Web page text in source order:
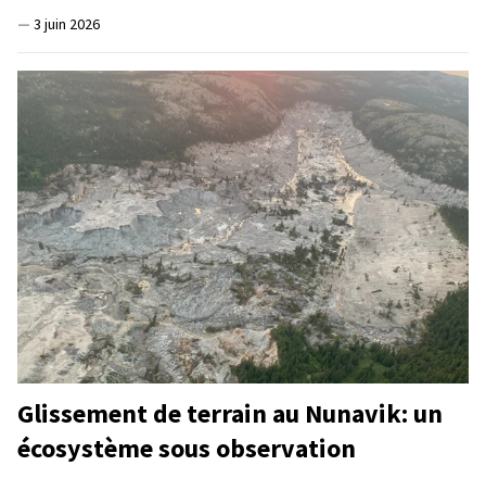
— 3 juin 2026
Glissement de terrain au Nunavik: un
écosystème sous observation